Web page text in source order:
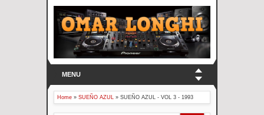
MENU
Home » SUEÑO AZUL » SUEÑO AZUL - VOL 3 - 1993